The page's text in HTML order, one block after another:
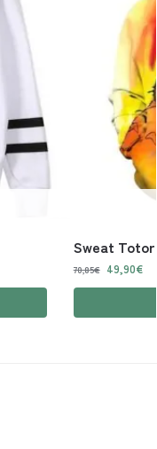
Sweat
70,85€ 49,90€